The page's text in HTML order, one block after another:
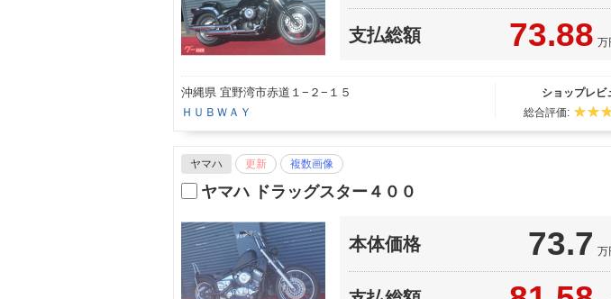
支払総額 73.88 万
沖縄県 宜野湾市赤道１−２−１５
ＨＵＢＷＡＹ
ショップレビ
総合評価:
ヤマハ 更新 複数画像
ヤマハ ドラッグスター４００
本体価格 73.7 万